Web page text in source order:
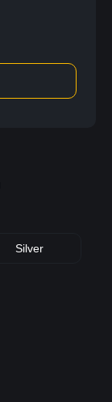
Silver